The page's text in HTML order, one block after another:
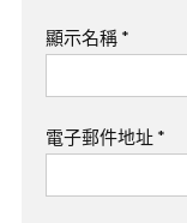
顯示名稱 *
電子郵件地址 *